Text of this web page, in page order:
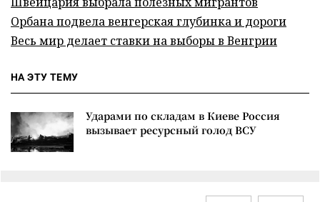
Орбана подвела венгерская глубинка и дороги
Весь мир делает ставки на выборы в Венгрии
НА ЭТУ ТЕМУ
Ударами по складам в Киеве Россия
вызывает ресурсный голод ВСУ